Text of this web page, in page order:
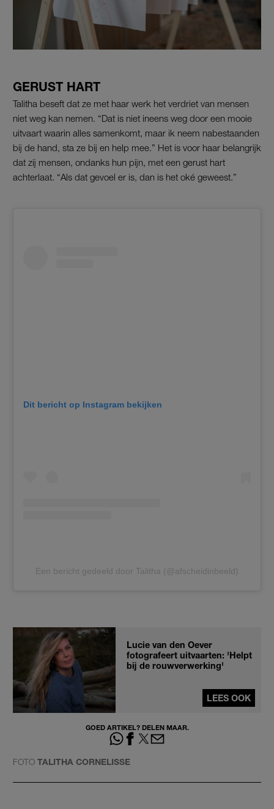
GERUST HART
Talitha beseft dat ze met haar werk het verdriet van mensen
niet weg kan nemen. “Dat is niet ineens weg door een mooie
uitvaart waarin alles samenkomt, maar ik neem nabestaanden
bij de hand, sta ze bij en help mee.” Het is voor haar belangrijk
dat zij mensen, ondanks hun pijn, met een gerust hart
achterlaat. “Als dat gevoel er is, dan is het oké geweest.”
Dit bericht op Instagram bekijken
Een bericht gedeeld door Talitha (@afscheidinbeeld)
Lucie van den Oever
fotografeert uitvaarten: 'Helpt
bij de rouwverwerking'
LEES OOK
GOED ARTIKEL? DELEN MAAR.
FOTO TALITHA CORNELISSE